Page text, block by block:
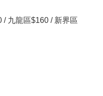
/ 九龍區$160 / 新界區